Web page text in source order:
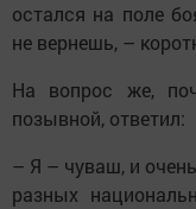
остался на поле
не вернешь, –
На вопрос же,
позывной, ответил:
– Я – чуваш, и
разных